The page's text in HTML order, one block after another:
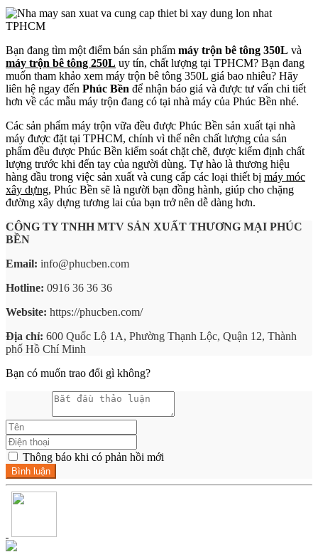
Bạn đang tìm một điểm bán sản phẩm máy trộn bê tông 350L và
máy trộn bê tông 250L uy tín, chất lượng tại TPHCM? Bạn đang
muốn tham khảo xem máy trộn bê tông 350L giá bao nhiêu? Hãy
liên hệ ngay đến Phúc Bền để nhận báo giá và được tư vấn chi tiết
hơn về các mẫu máy trộn đang có tại nhà máy của Phúc Bền nhé.
Các sản phẩm máy trộn vữa đều được Phúc Bền sản xuất tại nhà
máy được đặt tại TPHCM, chính vì thế nên chất lượng của sản
phẩm đều được Phúc Bền kiểm soát chặt chẽ, được kiểm định chất
lượng trước khi đến tay của người dùng. Tự hào là thương hiệu
hàng đầu trong việc sản xuất và cung cấp các loại thiết bị máy móc
xây dựng, Phúc Bền sẽ là người bạn đồng hành, giúp cho chặng
đường xây dựng tương lai của bạn trở nên dễ dàng hơn.
CÔNG TY TNHH MTV SẢN XUẤT THƯƠNG MẠI PHÚC
BỀN
Email: info@phucben.com
Hotline: 0916 36 36 36
Website: https://phucben.com/
Địa chỉ: 600 Quốc Lộ 1A, Phường Thạnh Lộc, Quận 12, Thành
phố Hồ Chí Minh
Bạn có muốn trao đổi gì không?
Thông báo khi có phản hồi mới